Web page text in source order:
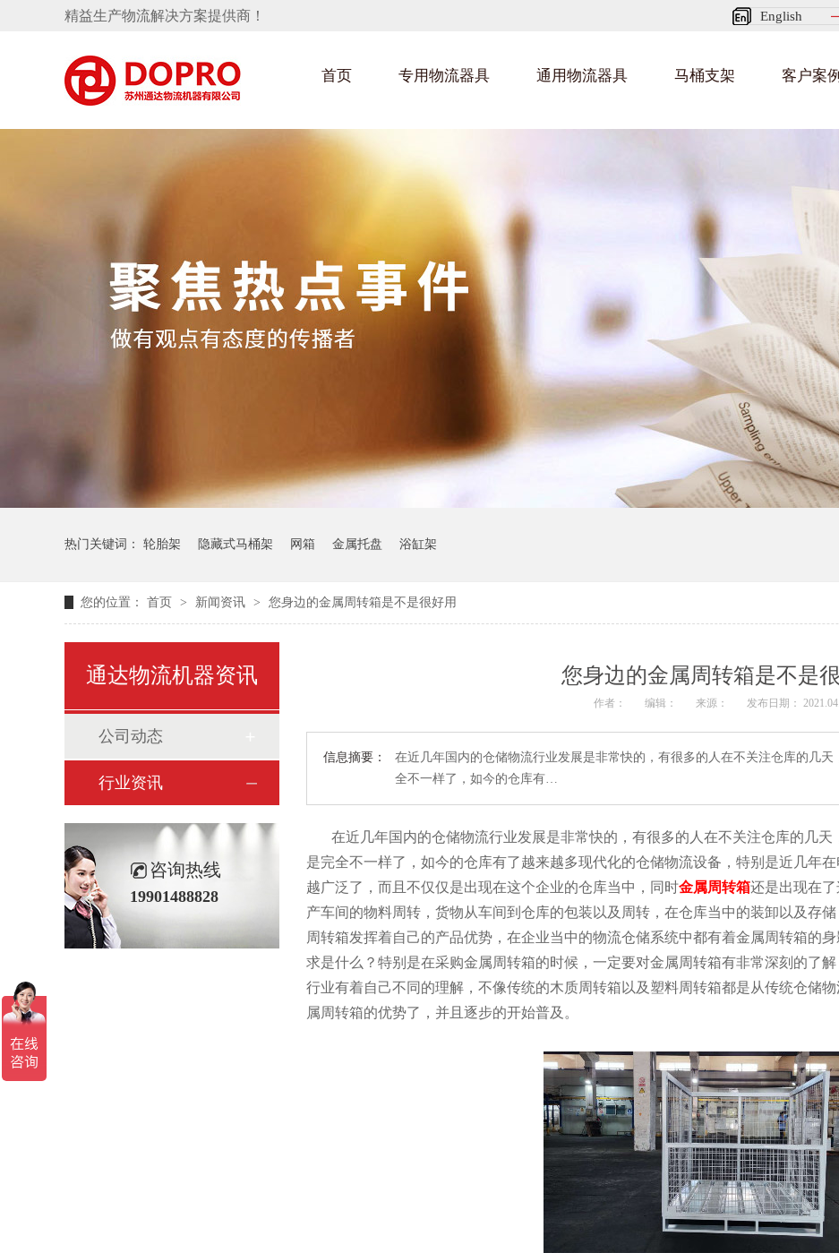
English
精益生产物流解决方案提供商！
首页 专用物流器具
转向机料架
消声器料架
KD包装箱
悬挂料架
丝车/纺丝车
通用物流器具
金属零
网箱 钢板箱 金属托盘
货架系统 猪饲料
马桶支架 客户案例
建筑行
卫浴行业 化工行业 包装行业
热门关键词： 轮胎架 隐藏式马桶架 网箱 金属托盘 浴缸架
您的位置： 首页 > 新闻资讯 > 您身边的金属周转箱是不是很好用
您身边的金属周转箱是不是
作者： 编辑： 来源： 发布日期：
信息摘要：
在近几年国内的仓储物流行业发展是非常快的，有很多的人在不关注仓库的几
全不一样了，如今的仓库有…
在近几年国内的仓储物流行业发展是非常快的，有很多的人在不关注仓库的几天
是完全不一样了，如今的仓库有了越来越多现代化的仓储物流设备，特别是近几年
越广泛了，而且不仅仅是出现在这个企业的仓库当中，同时金属周转箱还是出现在
产车间的物料周转，货物从车间到仓库的包装以及周转，在仓库当中的装卸以及存
周转箱发挥着自己的产品优势，在企业当中的物流仓储系统中都有着金属周转箱的
求是什么？特别是在采购金属周转箱的时候，一定要对金属周转箱有非常深刻的了
行业有着自己不同的理解，不像传统的木质周转箱以及塑料周转箱都是从传统仓储
属周转箱的优势了，并且逐步的开始普及。
通达物流机器资讯
公司动态
行业资讯
咨询热线
19901488828